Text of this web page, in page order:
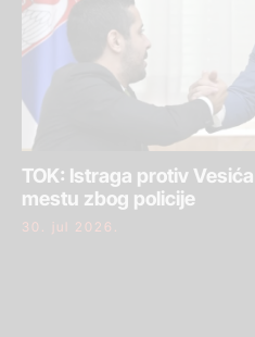
TOK: Istraga protiv
mestu zbog policije
30. jul 2026.